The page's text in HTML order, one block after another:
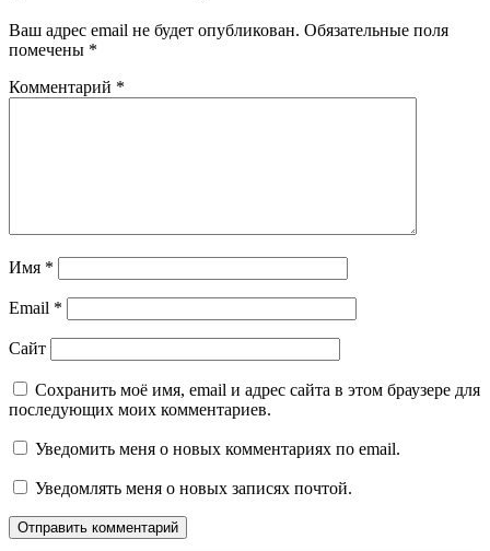
Ваш адрес email не будет опубликован. Обязательные поля
помечены *
Комментарий *
Имя *
Email *
Сайт
Сохранить моё имя, email и адрес сайта в этом браузере для
последующих моих комментариев.
Уведомить меня о новых комментариях по email.
Уведомлять меня о новых записях почтой.